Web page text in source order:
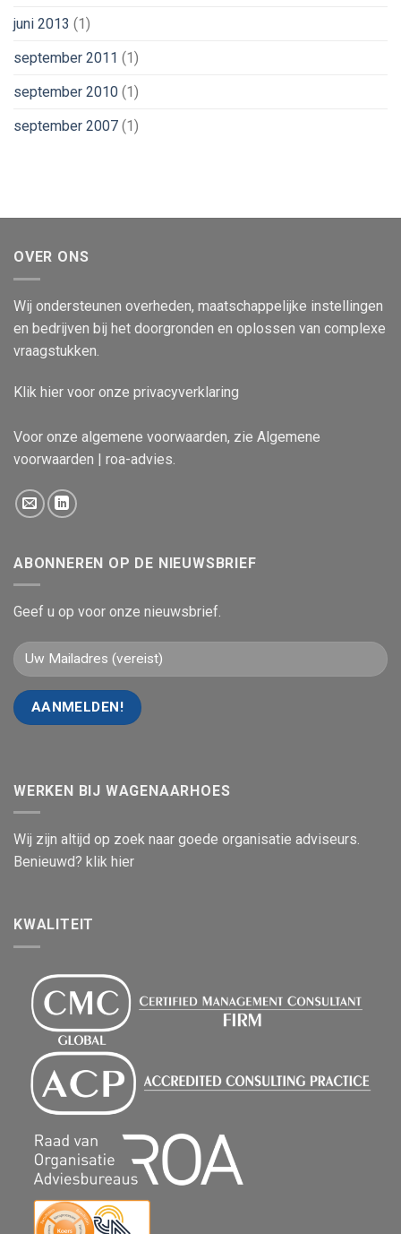
juni 2013 (1)
september 2011 (1)
september 2010 (1)
september 2007 (1)
OVER ONS
Wij ondersteunen overheden, maatschappelijke instellingen
en bedrijven bij het doorgronden en oplossen van complexe
vraagstukken.
Klik hier voor onze privacyverklaring
Voor onze algemene voorwaarden, zie Algemene
voorwaarden | roa-advies
ABONNEREN OP DE NIEUWSBRIEF
Geef u op voor onze nieuwsbrief.
WERKEN BIJ WAGENAARHOES
Wij zijn altijd op zoek naar goede organisatie adviseurs.
Benieuwd? klik hier
KWALITEIT